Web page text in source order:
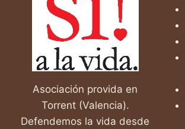
DECISIÓN
QUE
CAMBIA
VIDAS
Asociación provida en
Torrent (Valencia).
Defendemos la vida desde